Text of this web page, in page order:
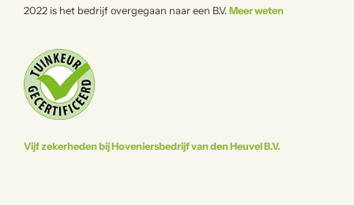
2022 is het bedrijf overgegaan naar een B.V. Meer weten
Vijf zekerheden bij Hoveniersbedrijf van den Heuvel B.V.